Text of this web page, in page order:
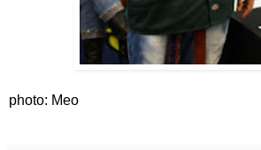
photo: Meo